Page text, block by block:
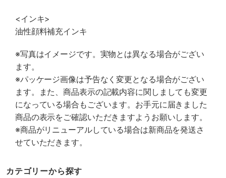
<インキ>
油性顔料補充インキ
※写真はイメージです。実物とは異なる場合がござい
ます。
※パッケージ画像は予告なく変更となる場合がござい
ます。また、商品表示の記載内容に関しましても変更
になっている場合もございます。お手元に届きました
商品の表示をご確認いただきますようお願いします。
※商品がリニューアルしている場合は新商品を発送さ
せていただきます。
カテゴリーから探す